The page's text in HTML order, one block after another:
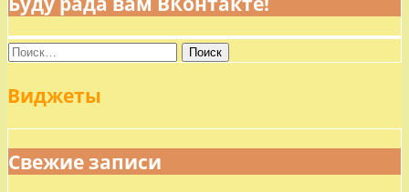
Найти:
Виджеты
Свежие записи